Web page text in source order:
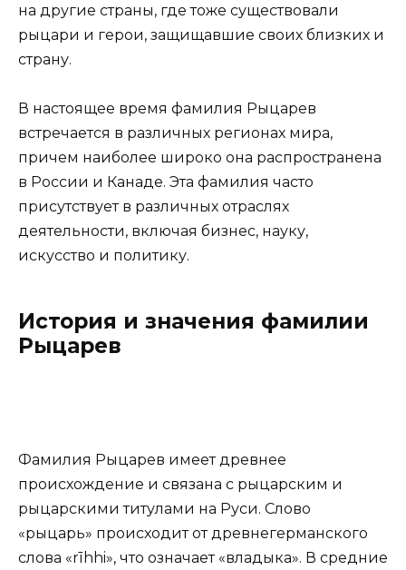
на другие страны, где тоже существовали
рыцари и герои, защищавшие своих близких и
страну.
В настоящее время фамилия Рыцарев
встречается в различных регионах мира,
причем наиболее широко она распространена
в России и Канаде. Эта фамилия часто
присутствует в различных отраслях
деятельности, включая бизнес, науку,
искусство и политику.
История и значения фамилии
Рыцарев
Фамилия Рыцарев имеет древнее
происхождение и связана с рыцарским и
рыцарскими титулами на Руси. Слово
«рыцарь» происходит от древнегерманского
слова «rīhhi», что означает «владыка». В средние